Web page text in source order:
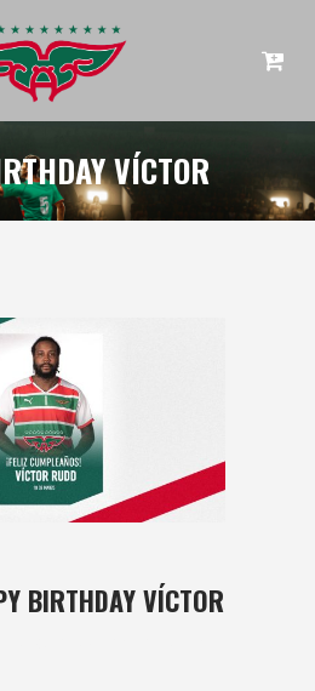
VÍCTOR
BIRTHDAY VÍCTOR